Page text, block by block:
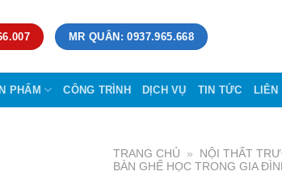
MR QUÂN: 0937.965.668
PHẨM CÔNG TRÌNH DỊCH VỤ TIN TỨC LIÊN
TRANG CHỦ »
NỘI THẤT
BÀN GHẾ HỌC TRONG GIA